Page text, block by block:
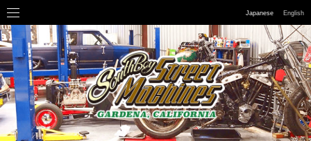
Japanese English